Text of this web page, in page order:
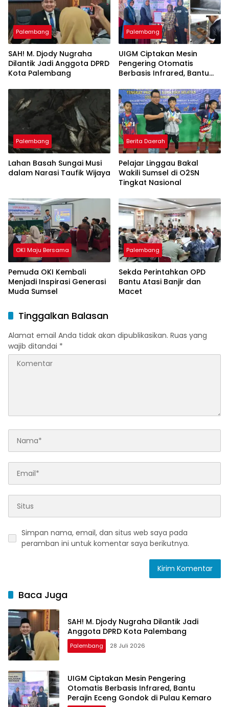
Palembang
SAH! M. Djody Nugraha
Dilantik Jadi Anggota DPRD
Kota Palembang
Palembang
UIGM Ciptakan Mesin
Pengering Otomatis
Berbasis Infrared, Bantu
Pulau Kemaro
Palembang
Lahan Basah Sungai Musi
dalam Narasi Taufik Wijaya
Berita Daerah
Pelajar Linggau Bakal
Wakili Sumsel di O2SN
Tingkat Nasional
OKI Maju Bersama
Pemuda OKI Kembali
Menjadi Inspirasi Generasi
Muda Sumsel
Palembang
Sekda Perintahkan OPD
Bantu Atasi Banjir dan
Macet
Tinggalkan Balasan
Alamat email Anda tidak akan dipublikasikan. Ruas yang
wajib ditandai *
Simpan nama, email, dan situs web saya pada
peramban ini untuk komentar saya berikutnya.
Baca Juga
SAH! M. Djody Nugraha Dilantik Jadi
Anggota DPRD Kota Palembang
Palembang 28 Juli 2026
UIGM Ciptakan Mesin Pengering
Otomatis Berbasis Infrared, Bantu
Perajin Eceng Gondok di Pulau Kemaro